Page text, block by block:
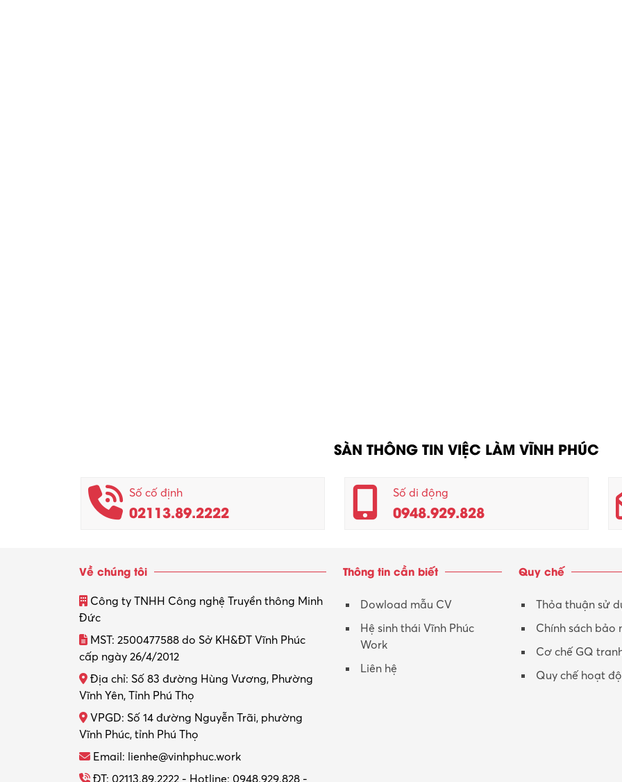
SÀN THÔNG TIN VIỆC LÀM VĨNH PHÚC
Số cố định
02113.89.2222
Số di động
0948.929.828
Về chúng tôi
Công ty TNHH Công nghệ Truyền thông Minh
Đức
MST: 2500477588 do Sở KH&ĐT Vĩnh Phúc
cấp ngày 26/4/2012
Địa chỉ: Số 83 đường Hùng Vương, Phường
Vĩnh Yên, Tỉnh Phú Thọ
VPGD: Số 14 đường Nguyễn Trãi, phường
Vĩnh Phúc, tỉnh Phú Thọ
Email: lienhe@vinhphuc.work
ĐT: 02113.89.2222 - Hotline: 0948.929.828 -
Thông tin cần biết
Dowload mẫu CV
Hệ sinh thái Vĩnh Phúc
Work
Liên hệ
Quy chế
Thỏa thuận sử
Chính sách bảo
Cơ chế GQ
Quy chế hoạt